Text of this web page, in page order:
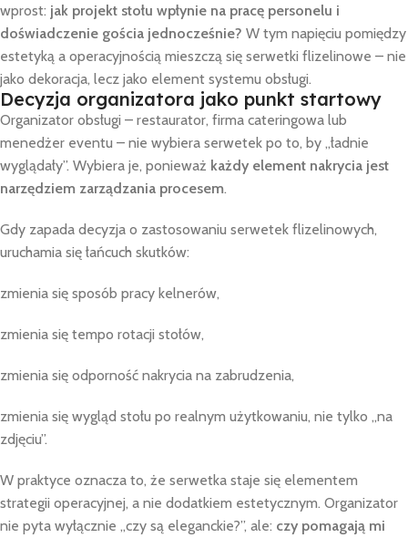
wprost: jak projekt stołu wpłynie na pracę personelu i
doświadczenie gościa jednocześnie? W tym napięciu pomiędzy
estetyką a operacyjnością mieszczą się serwetki flizelinowe – nie
jako dekoracja, lecz jako element systemu obsługi.
Decyzja organizatora jako punkt startowy
Organizator obsługi – restaurator, firma cateringowa lub
menedżer eventu – nie wybiera serwetek po to, by „ładnie
wyglądały”. Wybiera je, ponieważ każdy element nakrycia jest
narzędziem zarządzania procesem.
Gdy zapada decyzja o zastosowaniu serwetek flizelinowych,
uruchamia się łańcuch skutków:
zmienia się sposób pracy kelnerów,
zmienia się tempo rotacji stołów,
zmienia się odporność nakrycia na zabrudzenia,
zmienia się wygląd stołu po realnym użytkowaniu, nie tylko „na
zdjęciu”.
W praktyce oznacza to, że serwetka staje się elementem
strategii operacyjnej, a nie dodatkiem estetycznym. Organizator
nie pyta wyłącznie „czy są eleganckie?”, ale: czy pomagają mi